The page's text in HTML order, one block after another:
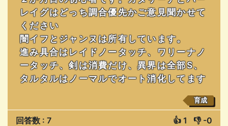
レイグはどっち調合優先かご意見聞かせて
ください
闇イフとジャンヌは所有しています。
進み具合はレイドノータッチ、ワリーナノ
ータッチ、剣は消費だけ、異界は全部S、
タルタルはノーマルでオート消化してます
育成
回答数 : 7 👍 1 👎 -0